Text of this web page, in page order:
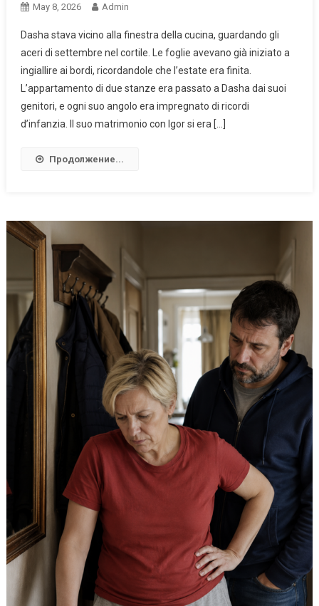
May 8, 2026 Admin
Dasha stava vicino alla finestra della cucina, guardando gli
aceri di settembre nel cortile. Le foglie avevano già iniziato a
ingiallire ai bordi, ricordandole che l’estate era finita.
L’appartamento di due stanze era passato a Dasha dai suoi
genitori, e ogni suo angolo era impregnato di ricordi
d’infanzia. Il suo matrimonio con Igor si era […]
Продолжение...